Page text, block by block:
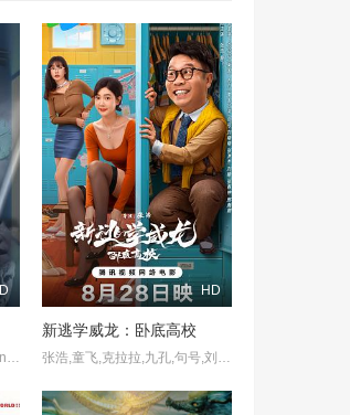
安迪·布利特,Mark Wells,Ryan Enever,James Crawley,Paula Boyle,Duane C Tucker,Joseph Betts,Mark Nash,克里斯蒂娜·拉夫瑟,Rudy Ledbetter,Georgie Harriet-King
HD
新逃学威龙：卧底高校
张浩,童飞,克拉拉,九孔,句号,刘萌萌,张洪杰,刘頔,张春仲,邢瀚卿